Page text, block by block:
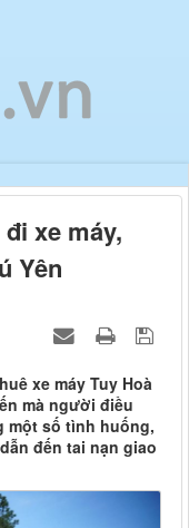
xe máy,
Yên
xe máy Tuy Hoà
mà người điều
một số tình huống,
đến tai nạn giao